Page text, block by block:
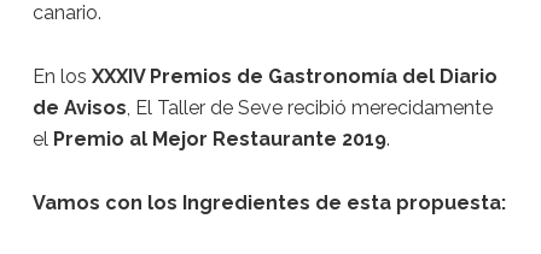
canario.
En los XXXIV Premios de Gastronomía del Diario
de Avisos, El Taller de Seve recibió merecidamente
el Premio al Mejor Restaurante 2019.
Vamos con los Ingredientes de esta propuesta: